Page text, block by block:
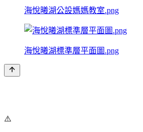
海悅曦湖公設媽媽教室.png
海悅曦湖標準層平面圖.png
⚠️